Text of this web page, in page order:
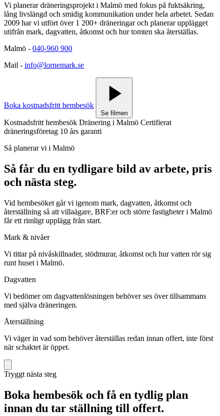
Vi planerar dräneringsprojekt i Malmö med fokus på fuktsäkring,
lång livslängd och smidig kommunikation under hela arbetet. Sedan
2009 har vi utfört över 1 200+ dräneringar och planerar upplägget
utifrån mark, dagvatten, åtkomst och hur tomten ska återställas.
Malmö - 040-960 900
Mail - info@lornemark.se
Boka kostnadsfritt hembesök
Se filmen
Kostnadsfritt hembesök Dränering i Malmö Certifierat
dräneringsföretag 10 års garanti
Så planerar vi i Malmö
Så får du en tydligare bild av arbete, pris
och nästa steg.
Vid hembesöket går vi igenom mark, dagvatten, åtkomst och
återställning så att villaägare, BRF:er och större fastigheter i Malmö
får ett rimligt upplägg från start.
Mark & nivåer
Vi tittar på nivåskillnader, stödmurar, åtkomst och hur vatten rör sig
runt huset i Malmö.
Dagvatten
Vi bedömer om dagvattenlösningen behöver ses över tillsammans
med själva dräneringen.
Återställning
Vi väger in vad som behöver återställas redan innan offert, inte först
när schaktet är öppet.
Tryggt nästa steg
Boka hembesök och få en tydlig plan
innan du tar ställning till offert.